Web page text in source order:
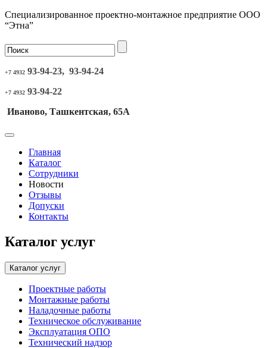
Специализированное проектно-монтажное предприятие ООО
“Этна”
+7 4932 93-94-23, 93-94-24
+7 4932 93-94-22
Иваново, Ташкентская, 65А
Главная
Каталог
Сотрудники
Новости
Отзывы
Допуски
Контакты
Каталог услуг
Каталог услуг
Проектные работы
Монтажные работы
Наладочные работы
Техническое обслуживание
Эксплуатация ОПО
Технический надзор